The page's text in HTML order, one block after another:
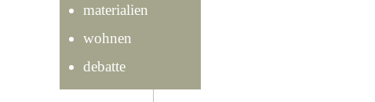
materialien
wohnen
debatte